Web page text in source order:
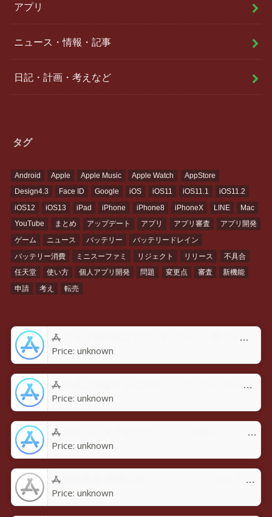
アプリ
ニュース・情報・記事
日記・計画・考えなど
タグ
Android Apple Apple Music Apple Watch
AppStore
Design4.3
Face ID Google iOS iOS11 iOS11.1
iOS11.2
iOS12
iOS13 iPad iPhone iPhone8 iPhoneX LINE
Mac
YouTube
まとめ アップデート アプリ アプリ審査
アプリ開発
ゲーム
ニュース バッテリー
バッテリードレイン
バッテリー消費
ミニスーファミ リジェクト リリース
不具合
任天堂
使い方 個人アプリ開発 問題 変更点 審査
新機能
申請
考え 転売
グラフ簡単作成アプリ 円グラフ・棒グラフ・折れ線GraPhoアプリ - App Store
Price: unknown
写真に落書き お絵かき プリクラ加工-Rakugaky-アプリ - App Store
Price: unknown
MojiCon 文字数カウント・メモ帳アプリ - App Store
Price: unknown
禁煙勇者-禁煙応援アプリ-アプリ - App Store
Price: unknown